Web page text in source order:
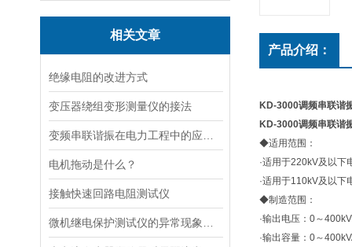
相关文章
绝缘电阻的改进方式
变压器绕组变形测量仪的接法
电机拖动是什么？
接触快速回路电阻测试仪
产品介绍：
KD-3000调频串联谐
KD-3000调频串联谐
◆适用范围：
·适用于220kV及以下
·适用于110kV及以下
◆制造范围：
·输出电压：0～
·输出容量：0～